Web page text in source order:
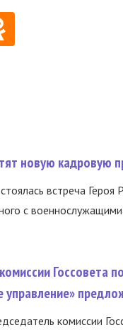
новую кадровую
встреча Героя
с
Госсовета
управление»
комиссии